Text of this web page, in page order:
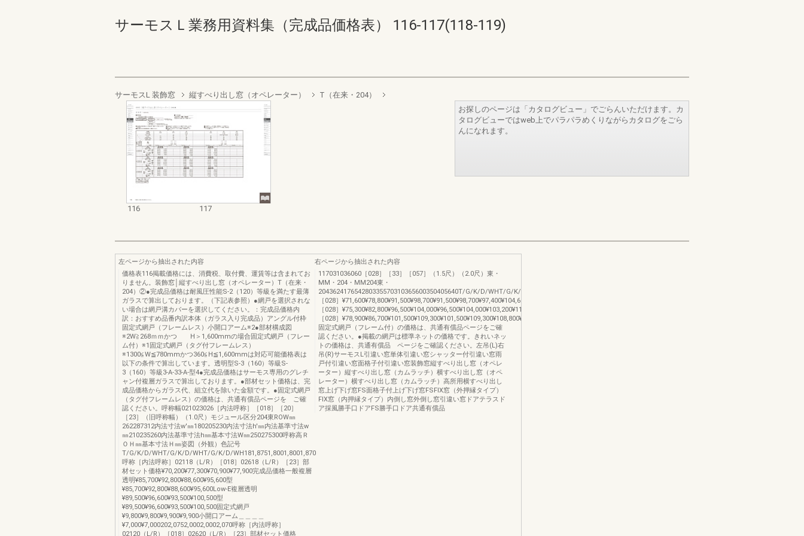
サーモスＬ業務用資料集（完成品価格表） 116-117(118-119)
サーモスL 装飾窓 縦すべり出し窓（オペレーター） T（在来・204）
116 117
お探しのページは「カタログビュー」でごらんいただけます。カ
タログビューではweb上でパラパラめくりながらカタログをごら
んになれます。
左ページから抽出された内容
価格表116掲載価格には、消費税、取付費、運賃等は含まれてお
りません。装飾窓│縦すべり出し窓（オペレーター）T（在来・
204）②●完成品価格は耐風圧性能S-2（120）等級を満たす最薄
ガラスで算出しております。（下記表参照）●網戸を選択されな
い場合は網戸溝カバーを選択してください。：完成品価格内
訳：おすすめ品番内訳本体（ガラス入り完成品）アングル付枠
固定式網戸（フレームレス）小開口アーム※2●部材構成図
※2W≧268ｍｍかつ H＞1,600mmの場合固定式網戸（フレー
ム付）※1固定式網戸（タグ付フレームレス）
※1300≦W≦780mmかつ360≦H≦1,600mmは対応可能価格表は
以下の条件で算出しています。透明型S-3（160）等級S-
3（160）等級3-A-33-A-型4●完成品価格はサーモス専用のグレチ
ャン付複層ガラスで算出しております。●部材セット価格は、完
成品価格からガラス代、組立代を除いた金額です。●固定式網戸
（タグ付フレームレス）の価格は、共通有償品ページを ご確
認ください。呼称幅021023026［内法呼称］［018］［20］
［23］（旧呼称幅）（1.0尺）モジュール区分204東ROW㎜
262287312内法寸法w'㎜180205230内法寸法h'㎜内法基準寸法w
㎜210235260内法基準寸法h㎜基本寸法W㎜250275300呼称高Ｒ
ＯＨ㎜基本寸法Ｈ㎜姿図（外観）色記号
T/G/K/D/WHT/G/K/D/WHT/G/K/D/WH181,8751,8001,8001,870
呼称［内法呼称］02118（L/R）［018］02618（L/R）［23］部
材セット価格¥70,200¥77,300¥70,900¥77,900完成品価格一般複層
透明¥85,700¥92,800¥88,600¥95,600型
¥85,700¥92,800¥88,600¥95,600Low-E複層透明
¥89,500¥96,600¥93,500¥100,500型
¥89,500¥96,600¥93,500¥100,500固定式網戸
¥9,800¥9,800¥9,900¥9,900小開口アーム＿＿＿＿
¥7,000¥7,000202,0752,0002,0002,070呼称［内法呼称］
02120（L/R）［018］02620（L/R）［23］部材セット価格
右ページから抽出された内容
117031036060［028］［33］［057］（1.5尺）（2.0尺）東・
MM・204・MM204東・
204362417654280335570310365600350405640T/G/K/D/WHT/G/K/D/WHT/G/K/D/WH03118（L/R）
［028］¥71,600¥78,800¥91,500¥98,700¥91,500¥98,700¥97,400¥104,600¥97,400¥104,600¥10,100¥10,100¥7,000¥7,00003120（L/R）
［028］¥75,300¥82,800¥96,500¥104,000¥96,500¥104,000¥103,200¥110,700¥103,200¥110,700¥10,500¥10,500¥7,000¥7,00003122（L/R）
［028］¥78,900¥86,700¥101,500¥109,300¥101,500¥109,300¥108,800¥116,600¥108,800¥116,600¥11,000¥11,000¥7,000¥7,000●
固定式網戸（フレーム付）の価格は、共通有償品ページをご確
認ください。●掲載の網戸は標準ネットの価格です。きれいネッ
トの価格は、共通有償品 ページをご確認ください。左吊(L)右
吊(R)サーモスL引違い窓単体引違い窓シャッター付引違い窓雨
戸付引違い窓面格子付引違い窓装飾窓縦すべり出し窓（オペレ
ーター）縦すべり出し窓（カムラッチ）横すべり出し窓（オペ
レーター）横すべり出し窓（カムラッチ）高所用横すべり出し
窓上げ下げ窓FS面格子付上げ下げ窓FSFIX窓（外押縁タイプ）
FIX窓（内押縁タイプ）内倒し窓外倒し窓引違い窓ドアテラスド
ア採風勝手口ドアFS勝手口ドア共通有償品